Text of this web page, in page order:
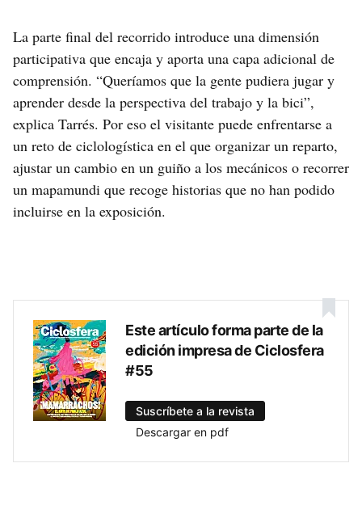
La parte final del recorrido introduce una dimensión
participativa que encaja y aporta una capa adicional de
comprensión. “Queríamos que la gente pudiera jugar y
aprender desde la perspectiva del trabajo y la bici”,
explica Tarrés. Por eso el visitante puede enfrentarse a
un reto de ciclologística en el que organizar un reparto,
ajustar un cambio en un guiño a los mecánicos o recorrer
un mapamundi que recoge historias que no han podido
incluirse en la exposición.
Este artículo forma parte de la
edición impresa de Ciclosfera
#55
Suscríbete a la revista
Descargar en pdf